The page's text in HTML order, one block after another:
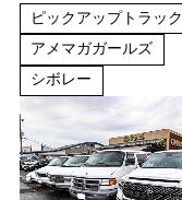
ピックアップトラック
アメマガガールズ
シボレー